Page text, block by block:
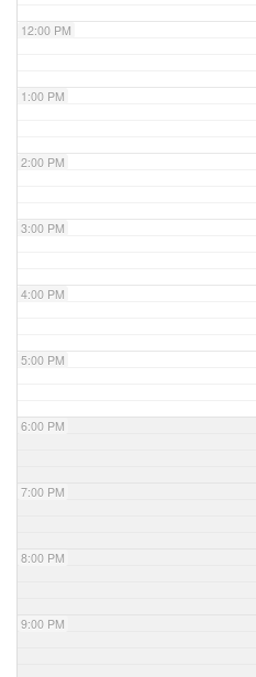
12:00 PM
1:00 PM
2:00 PM
3:00 PM
4:00 PM
5:00 PM
6:00 PM
7:00 PM
8:00 PM
9:00 PM